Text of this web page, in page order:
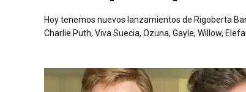
Hoy tenemos nuevos lanzamientos de Rigoberta
Charlie Puth, Viva Suecia, Ozuna, Gayle, Willow,